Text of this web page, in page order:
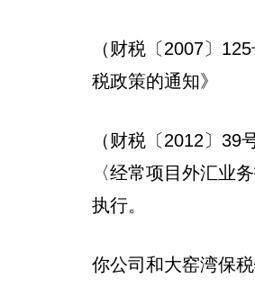
（财税〔2007〕
税政策的通知》
（财税〔2012〕
〈经常项目外汇业
执行。
你公司和大窑湾保